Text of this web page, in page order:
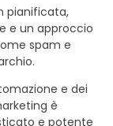
pianificata,
e un approccio
spam e
e dei
è
e potente